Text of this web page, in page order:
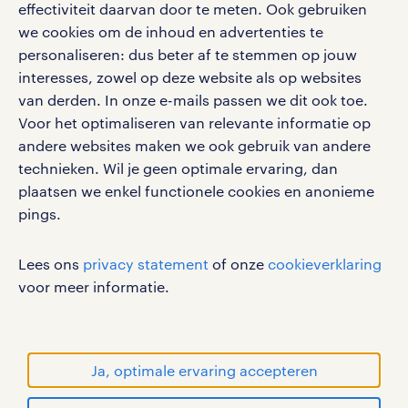
effectiviteit daarvan door te meten. Ook gebruiken
we cookies om de inhoud en advertenties te
personaliseren: dus beter af te stemmen op jouw
interesses, zowel op deze website als op websites
van derden. In onze e-mails passen we dit ook toe.
Voor het optimaliseren van relevante informatie op
andere websites maken we ook gebruik van andere
technieken. Wil je geen optimale ervaring, dan
plaatsen we enkel functionele cookies en anonieme
pings.
Lees ons privacy statement of onze cookieverklaring
voor meer informatie.
Ja, optimale ervaring accepteren
werken bij randstad
gebruikersvoorwaarden
privacystatement
cookies
disclaimer
sitemap
RANDSTAD, HUMAN FORWARD en SHAPING THE
WORLD OF WORK zijn geregistreerde